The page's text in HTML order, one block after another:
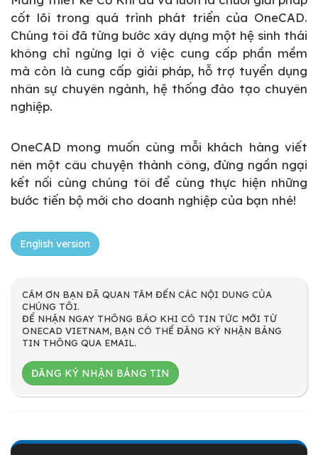
cốt lõi trong quá trình phát triển của OneCAD.
Chúng tôi đã từng bước xây dựng một hệ sinh thái
không chỉ ngừng lại ở việc cung cấp phần mềm
mà còn là cung cấp giải pháp, hỗ trợ tuyển dụng
nhân sự chuyên ngành, hệ thống đào tạo chuyên
nghiệp.
OneCAD mong muốn cùng mỗi khách hàng viết
nên một câu chuyện thành công, đừng ngần ngại
kết nối cùng chúng tôi để cùng thực hiện những
bước tiến bộ mới cho doanh nghiệp của bạn nhé!
English version
CÁM ƠN BẠN ĐÃ QUAN TÂM ĐẾN CÁC NỘI DUNG CỦA
CHÚNG TÔI.
ĐỂ NHẬN NGAY THÔNG BÁO KHI CÓ TIN TỨC MỚI TỪ
ONECAD VIETNAM, BẠN CÓ THỂ ĐĂNG KÝ NHẬN BẢNG
TIN THÔNG QUA EMAIL.
ĐĂNG KÝ NHẬN BẢNG TIN